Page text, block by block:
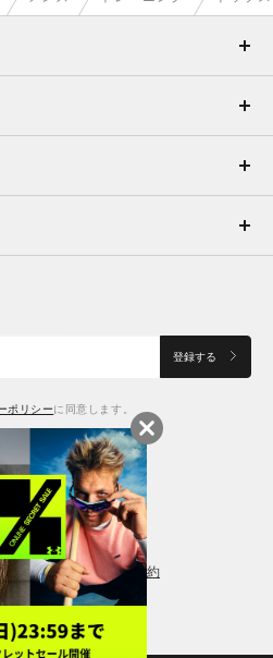
登録する
ポリシーに同意します。
通販の表記 会員規約
ー